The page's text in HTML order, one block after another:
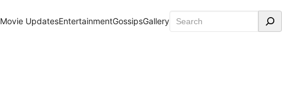
Movie UpdatesEntertainmentGossipsGallerySearch